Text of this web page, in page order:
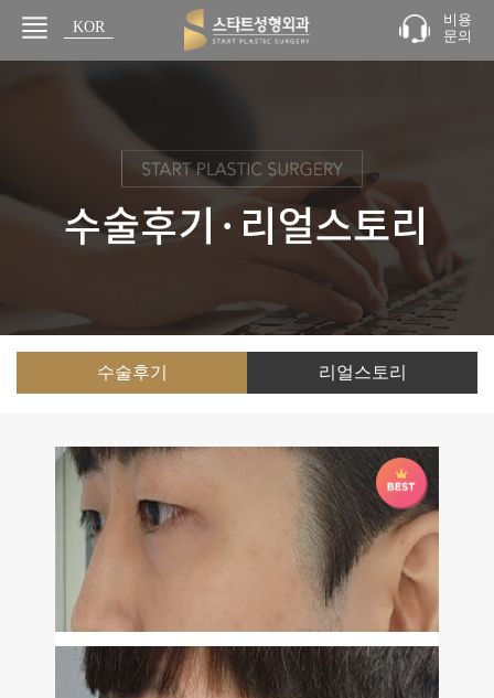
KOR
JPN
비용
문의
수술후기 리얼스토리